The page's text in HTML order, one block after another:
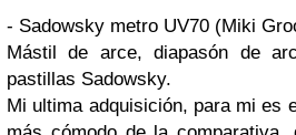
- Sadowsky metro UV70 (Miki
Mástil de arce, diapasón de
pastillas Sadowsky.
Mi ultima adquisición, para mi es